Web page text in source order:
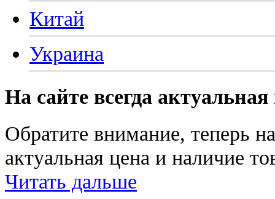
Китай
Украина
На сайте всегда
Обратите внимание, теперь
актуальная цена и наличие
Читать дальше